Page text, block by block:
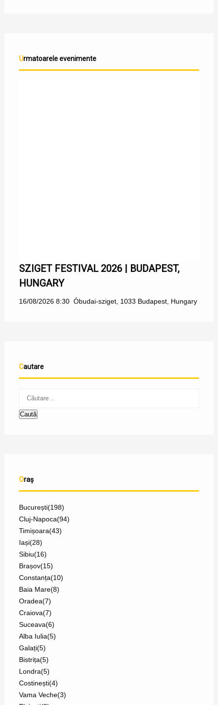
Urmatoarele evenimente
SZIGET FESTIVAL 2026 | BUDAPEST,
HUNGARY
16/08/2026 8:30 Óbudai-sziget, 1033 Budapest, Hungary
Cautare
Oraș
București(198)
Cluj-Napoca(94)
Timișoara(43)
Iași(28)
Sibiu(16)
Brașov(15)
Constanța(10)
Baia Mare(8)
Oradea(7)
Craiova(7)
Suceava(6)
Alba Iulia(5)
Galați(5)
Bistrița(5)
Londra(5)
Costinești(4)
Vama Veche(3)